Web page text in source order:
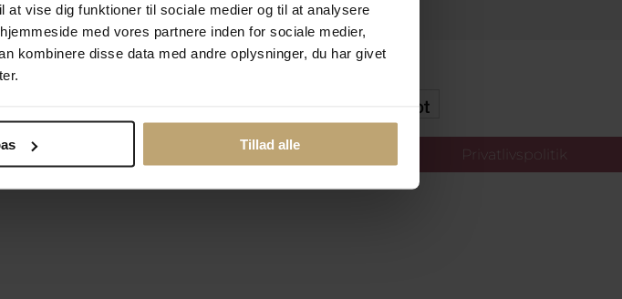
vise dig funktioner til sociale medier og til at analysere
med vores partnere inden for sociale medier,
kombinere disse data med andre oplysninger, du har givet
Tillad alle
Sikker Og Tryg E-Handel
Ændr cookie-indstillinger Privatlivspolitik